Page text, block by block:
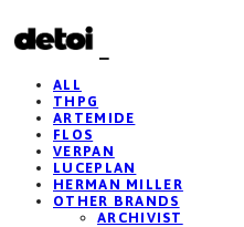
ALL
THPG
ARTEMIDE
FLOS
VERPAN
LUCEPLAN
HERMAN MILLER
OTHER BRANDS
ARCHIVIST